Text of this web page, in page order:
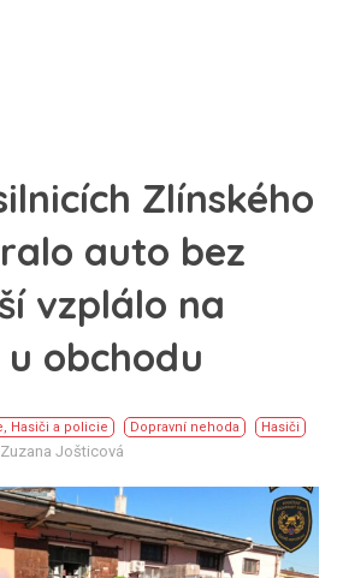
Zlínského
auto bez
vzplálo na
obchodu
, Hasiči a policie Dopravní nehoda
Hasiči
Jošticová